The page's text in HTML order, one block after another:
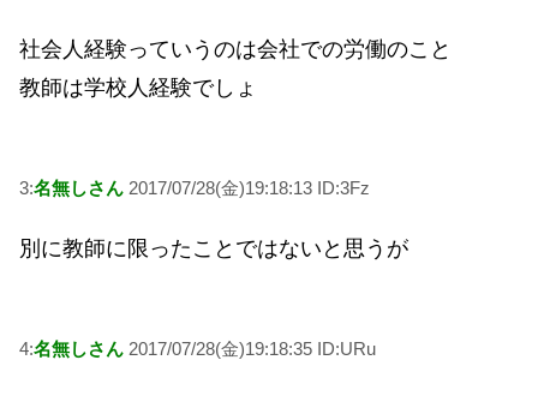
社会人経験っていうのは会社での労働のこと
教師は学校人経験でしょ
3:名無しさん 2017/07/28(金)19:18:13 ID:3Fz
別に教師に限ったことではないと思うが
4:名無しさん 2017/07/28(金)19:18:35 ID:URu